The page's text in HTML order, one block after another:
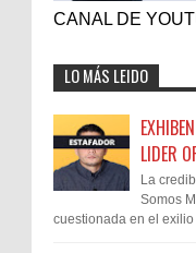
CANAL DE
LO MÁS LEIDO
LIDER
La
Somos
cuestionada en el